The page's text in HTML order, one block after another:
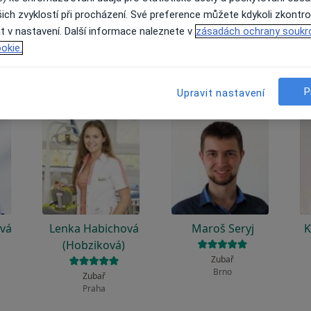
Lenka Habichová
(Hobziková)
Zubař
Praha
Maroš Seryj
Zubař
Brno
zvyklostí při procházení. Své preference můžete kdykoli
v nastavení. Další informace naleznete v zásadách ochrany
Upravit nastavení